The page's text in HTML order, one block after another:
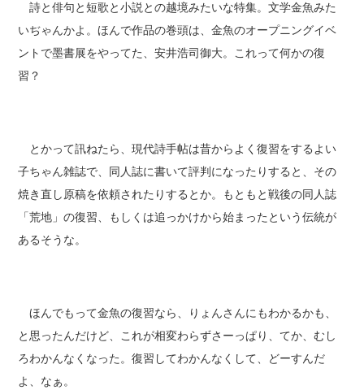
詩と俳句と短歌と小説との越境みたいな特集。文学金魚みた
いぢゃんかよ。ほんで作品の巻頭は、金魚のオープニングイベ
ントで墨書展をやってた、安井浩司御大。これって何かの復
習？
とかって訊ねたら、現代詩手帖は昔からよく復習をするよい
子ちゃん雑誌で、同人誌に書いて評判になったりすると、その
焼き直し原稿を依頼されたりするとか。もともと戦後の同人誌
「荒地」の復習、もしくは追っかけから始まったという伝統が
あるそうな。
ほんでもって金魚の復習なら、りょんさんにもわかるかも、
と思ったんだけど、これが相変わらずさーっぱり、てか、むし
ろわかんなくなった。復習してわかんなくして、どーすんだ
よ、なぁ。